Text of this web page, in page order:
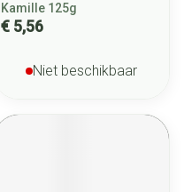
Kamille 125g
€ 5,56
Niet beschikbaar